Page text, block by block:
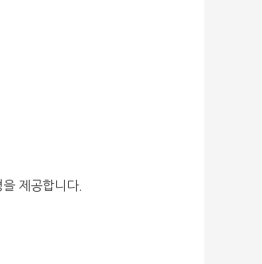
제공합니다.